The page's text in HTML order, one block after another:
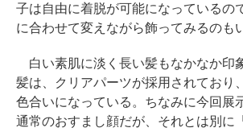
子は自由に着脱が可能になっているの
に合わせて変えながら飾ってみるのも
白い素肌に淡く長い髪もなかなか印
髪は、クリアパーツが採用されており
色合いになっている。ちなみに今回展
通常のおすまし顔だが、それとは別に